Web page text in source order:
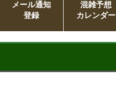
メール通知
登録
混雑予想
カレンダー